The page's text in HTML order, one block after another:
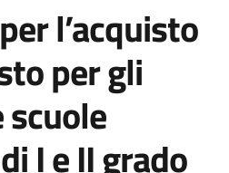
l’acquisto
per gli
I e II grado